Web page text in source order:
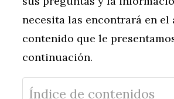
necesita las encontrará en
contenido que le
continuación.
Índice de contenidos